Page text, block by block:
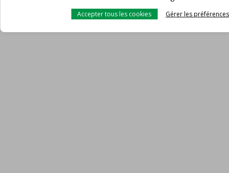
Accepter tous les cookies Gérer les préférences